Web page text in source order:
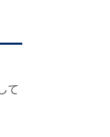
て